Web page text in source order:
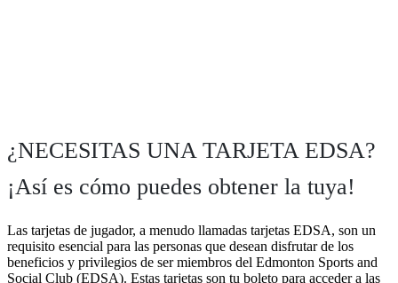
¿NECESITAS UNA TARJETA EDSA?
¡Así es cómo puedes obtener la tuya!
Las tarjetas de jugador, a menudo llamadas tarjetas EDSA, son un
requisito esencial para las personas que desean disfrutar de los
beneficios y privilegios de ser miembros del Edmonton Sports and
Social Club (EDSA). Estas tarjetas son tu boleto para acceder a las